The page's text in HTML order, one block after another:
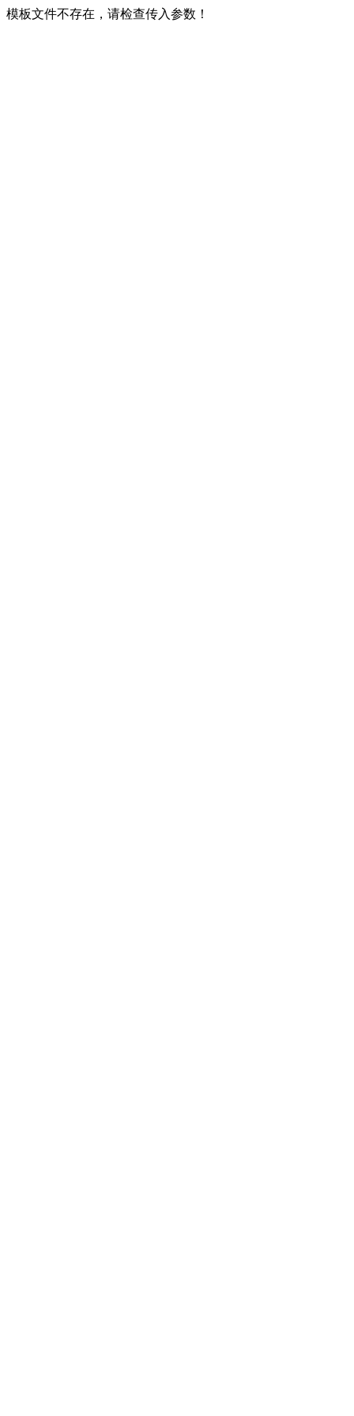
模板文件不存在，请检查传入参数！